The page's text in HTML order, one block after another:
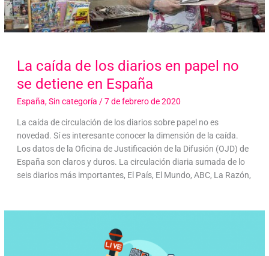
La caída de los diarios en papel no
se detiene en España
España,Sin categoría /7 de febrero de 2020
La caída de circulación de los diarios sobre papel no es
novedad. Sí es interesante conocer la dimensión de la caída.
Los datos de la Oficina de Justificación de la Difusión (OJD) de
España son claros y duros. La circulación diaria sumada de lo
seis diarios más importantes, El País, El Mundo, ABC, La Razón,